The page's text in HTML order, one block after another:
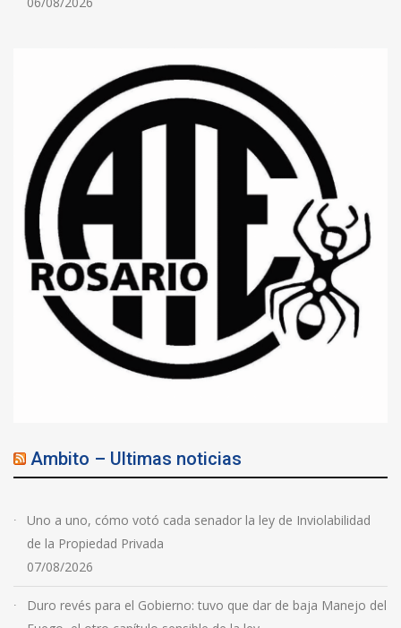
Ambito – Ultimas noticias
Uno a uno, cómo votó cada senador la ley de Inviolabilidad
de la Propiedad Privada
07/08/2026
Duro revés para el Gobierno: tuvo que dar de baja Manejo del